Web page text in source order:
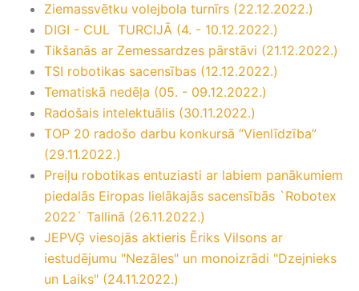
Ziemassvētku volejbola turnīrs (22.12.2022.)
DIGI - CUL TURCIJĀ (4. - 10.12.2022.)
Tikšanās ar Zemessardzes pārstāvi (21.12.2022.)
TSI robotikas sacensības (12.12.2022.)
Tematiskā nedēļa (05. - 09.12.2022.)
Radošais intelektuālis (30.11.2022.)
TOP 20 radošo darbu konkursā “Vienlīdzība”
(29.11.2022.)
Preiļu robotikas entuziasti ar labiem panākumiem
piedalās Eiropas lielākajās sacensībās `Robotex
2022` Tallinā (26.11.2022.)
JEPVĢ viesojās aktieris Ēriks Vilsons ar
iestudējumu "Nezāles" un monoizrādi "Dzejnieks
un Laiks" (24.11.2022.)